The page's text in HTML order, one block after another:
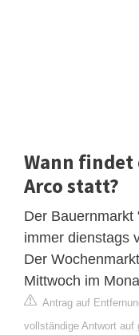
Wann
Arco statt?
Der Bauernmarkt
immer dienstags
Der
Mittwoch im
Antrag auf
vollständige Antwort auf